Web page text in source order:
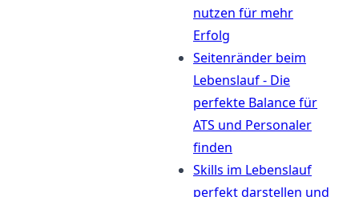
nutzen für mehr
Erfolg
Seitenränder beim
Lebenslauf - Die
perfekte Balance für
ATS und Personaler
finden
Skills im Lebenslauf
perfekt darstellen und